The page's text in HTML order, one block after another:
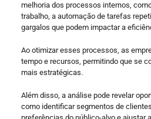
melhoria dos processos internos,
trabalho, a automação de tarefas
gargalos que podem impactar a
Ao otimizar esses processos, as
tempo e recursos, permitindo que se
mais estratégicas.
Além disso, a análise pode revelar
como identificar segmentos de